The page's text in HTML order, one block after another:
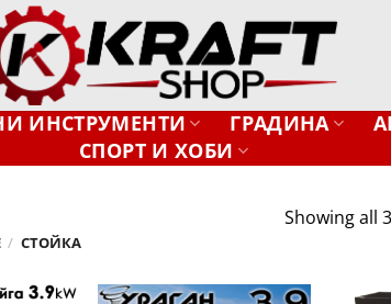
ИНСТРУМЕНТИ ГРАДИНА
СПОРТ И ХОБИ
/ СТОЙКА
Showing all